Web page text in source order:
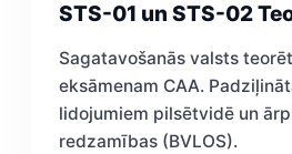
STS-01 un STS-02
Sagatavošanās valsts
eksāmenam CAA.
lidojumiem pilsētvidē un
redzamības (BVLOS).